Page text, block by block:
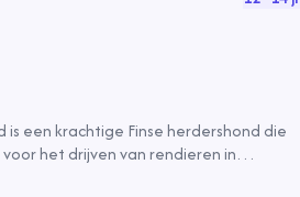
is een krachtige Finse herdershond die
het drijven van rendieren in